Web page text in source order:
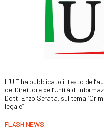
L’UIF ha pubblicato il testo
del Direttore dell’Unità di
Dott. Enzo Serata, sul tema
legale”.
FLASH NEWS